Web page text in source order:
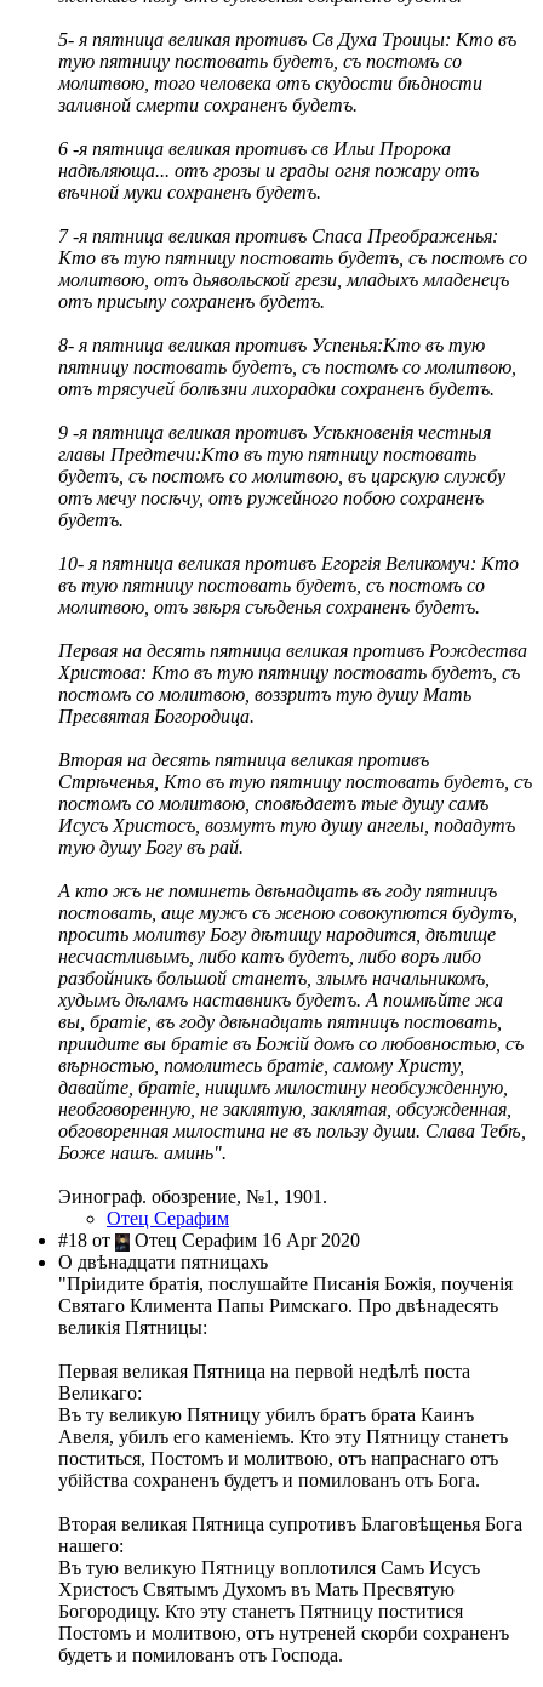
5- я пятница великая противъ Св Духа Троицы: Кто въ
тую пятницу постовать будетъ, съ постомъ со
молитвою, того человека отъ скудости бѣдности
заливной смерти сохраненъ будетъ.
6 -я пятница великая противъ св Ильи Пророка
надѣляюща... отъ грозы и грады огня пожару отъ
вѣчной муки сохраненъ будетъ.
7 -я пятница великая противъ Спаса Преображенья:
Кто въ тую пятницу постовать будетъ, съ постомъ со
молитвою, отъ дьявольской грези, младыхъ младенецъ
отъ присыпу сохраненъ будетъ.
8- я пятница великая противъ Успенья:Кто въ тую
пятницу постовать будетъ, съ постомъ со молитвою,
отъ трясучей болѣзни лихорадки сохраненъ будетъ.
9 -я пятница великая противъ Усѣкновенія честныя
главы Предтечи:Кто въ тую пятницу постовать
будетъ, съ постомъ со молитвою, въ царскую службу
отъ мечу посѣчу, отъ ружейного побою сохраненъ
будетъ.
10- я пятница великая противъ Егоргія Великомуч: Кто
въ тую пятницу постовать будетъ, съ постомъ со
молитвою, отъ звѣря съѣденья сохраненъ будетъ.
Первая на десять пятница великая противъ Рождества
Христова: Кто въ тую пятницу постовать будетъ, съ
постомъ со молитвою, воззритъ тую душу Мать
Пресвятая Богородица.
Вторая на десять пятница великая противъ
Стрѣченья, Кто въ тую пятницу постовать будетъ, съ
постомъ со молитвою, сповѣдаетъ тые душу самъ
Исусъ Христосъ, возмутъ тую душу ангелы, подадутъ
тую душу Богу въ рай.
А кто жъ не поминеть двѣнадцать въ году пятницъ
постовать, аще мужъ съ женою совокупются будутъ,
просить молитву Богу дѣтищу народится, дѣтище
несчастливымъ, либо катъ будетъ, либо воръ либо
разбойникъ большой станетъ, злымъ начальникомъ,
худымъ дѣламъ наставникъ будетъ. А поимѣйте жа
вы, братіе, въ году двѣнадцать пятницъ постовать,
приидите вы братіе въ Божій домъ со любовностью, съ
вѣрностью, помолитесь братіе, самому Христу,
давайте, братіе, нищимъ милостину необсужденную,
необговоренную, не заклятую, заклятая, обсужденная,
обговоренная милостина не въ пользу души. Слава Тебѣ,
Боже нашъ. аминь".
Эинограф. обозрение, №1, 1901.
Отец Серафим
#18 от
Отец Серафим 16 Apr 2020
О двѣнадцати пятницахъ
"Пріидите братія, послушайте Писанія Божія, поученія
Святаго Климента Папы Римскаго. Про двѣнадесять
великія Пятницы:
Первая великая Пятница на первой недѣлѣ поста
Великаго:
Въ ту великую Пятницу убилъ братъ брата Каинъ
Авеля, убилъ его каменіемъ. Кто эту Пятницу станетъ
поститься, Постомъ и молитвою, отъ напраснаго отъ
убійства сохраненъ будетъ и помилованъ отъ Бога.
Вторая великая Пятница супротивъ Благовѣщенья Бога
нашего:
Въ тую великую Пятницу воплотился Самъ Исусъ
Христосъ Святымъ Духомъ въ Мать Пресвятую
Богородицу. Кто эту станетъ Пятницу поститися
Постомъ и молитвою, отъ нутреней скорби сохраненъ
будетъ и помилованъ отъ Господа.